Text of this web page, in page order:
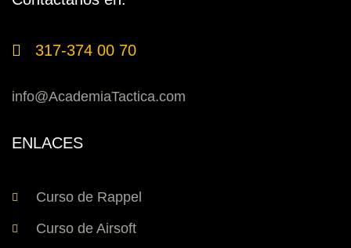
317-374 00 70
info@AcademiaTactica.com
ENLACES
Curso de Rappel
Curso de Airsoft